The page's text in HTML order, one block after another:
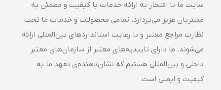
سایت ما با افتخار به ارائه خدمات با کیفیت و مطمئن به
مشتریان عزیز می‌پردازد. تمامی محصولات و خدمات ما تحت
نظارت مراجع معتبر و با رعایت استانداردهای بین‌المللی ارائه
می‌شوند. ما دارای تاییدیه‌های معتبر از سازمان‌های معتبر
داخلی و بین‌المللی هستیم که نشان‌دهنده‌ی تعهد ما به
کیفیت و ایمنی است.